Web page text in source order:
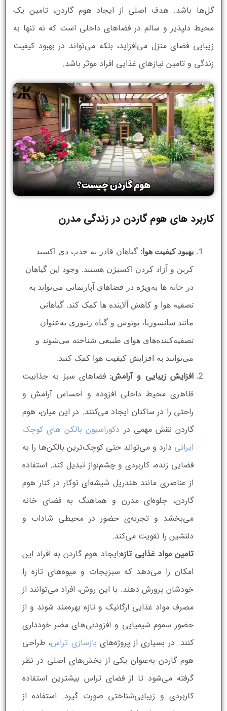
گل‌ها باشد. هدف اصلی از ایجاد هوم گاردن، تامین یک
محیط دلپذیر و سالم در فضاهای داخلی است که نه تنها به
زیبایی فضای منزل می‌افزاید، بلکه می‌تواند در بهبود کیفیت
زندگی و تامین نیازهای غذایی افراد موثر باشد.
کاربرد های هوم گاردن در زندگی مدرن
بهبود کیفیت هوا: گیاهان قادر به جذب دی اکسید
کربن و آزاد کردن اکسیژن هستند. وجود این گیاهان
در خانه ها به‌ویژه در فضاهای آپارتمانی می‌تواند به
تصفیه هوا و کاهش آلاینده ها کمک کند. گیاهانی
مانند سانسوریا، پوتوس و گیاه زنبوری به‌عنوان
تصفیه‌کننده‌های هوای طبیعی شناخته می‌شوند و
می‌توانند به افزایش کیفیت هوا کمک کنند.
افزایش زیبایی و آرامش:فضاهای سبز به جذابیت
ظاهری محیط داخلی افزوده و احساس آرامش و
راحتی را در ساکنان ایجاد می‌کنند. در این میان، هوم
گاردن نقش مهمی در دکوراسیون بالکن های کوچک
ایرانی دارد و می‌تواند حتی کوچک‌ترین بالکن‌ها را به
فضایی زنده، کاربردی و چشم‌نواز تبدیل کند. استفاده
از عناصری مانند هندریل شیشه‌ای توکار در کنار هوم
گاردن، جلوه‌ای مدرن و هماهنگ به فضای خانه
می‌بخشد و تجربه‌ی حضور در محیطی شاداب و
دلنشین را تقویت می‌کند.
تامین مواد غذایی تازه:ایجاد هوم گاردن به افراد این
امکان را می‌دهد که سبزیجات و میوه‌های تازه را
خودشان پرورش دهند. با این روش، افراد می‌توانند از
مصرف مواد غذایی ارگانیک و تازه بهره‌مند شوند و از
حضور سموم شیمیایی و افزودنی‌های مضر خودداری
کنند. در بسیاری از پروژه‌های بازسازی تراس، طراحی
هوم گاردن به‌عنوان یکی از بخش‌های اصلی در نظر
گرفته می‌شود تا از فضای تراس بیشترین استفاده
کاربردی و زیبایی‌شناختی صورت گیرد. استفاده از